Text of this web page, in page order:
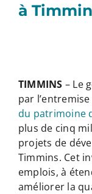
à
TIMMINS – Le
par
du patrimoine
plus de cinq
projets de
Timmins. Cet
emplois, à
améliorer la